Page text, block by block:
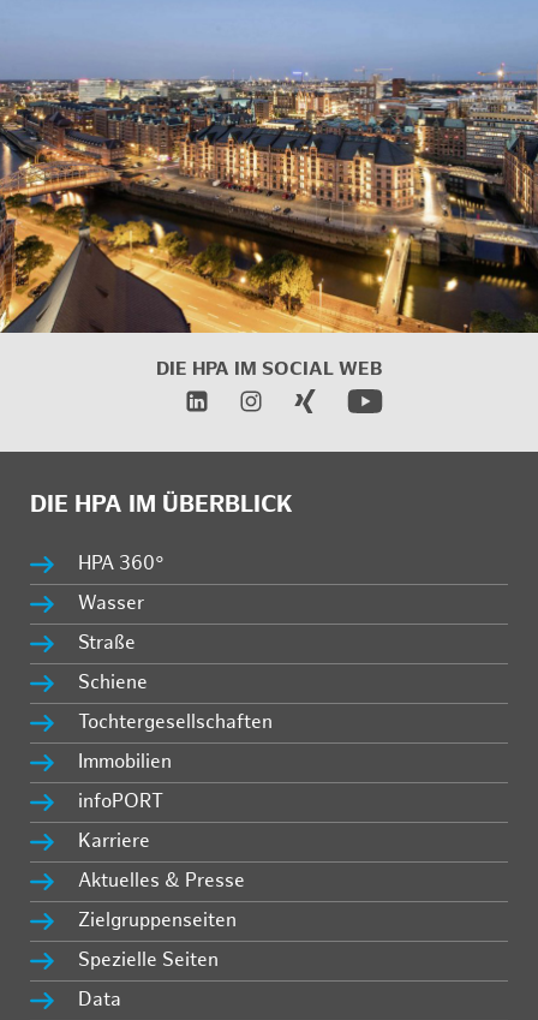
DIE HPA IM SOCIAL WEB
DIE HPA IM ÜBERBLICK
HPA 360°
Wasser
Straße
Schiene
Tochtergesellschaften
Immobilien
infoPORT
Karriere
Aktuelles & Presse
Zielgruppenseiten
Spezielle Seiten
Data